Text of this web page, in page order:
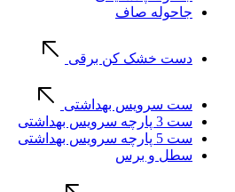
جاحوله صاف
دست خشک کن برقی
ست سرویس بهداشتی
ست 3 پارچه سرویس بهداشتی
ست 5 پارچه سرویس بهداشتی
سطل و برس